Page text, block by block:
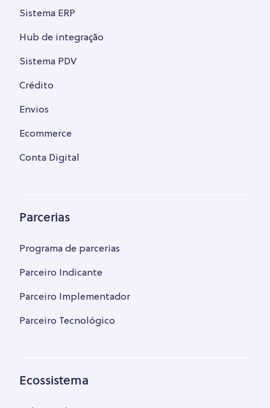
Sistema ERP
Hub de integração
Sistema PDV
Crédito
Envios
Ecommerce
Conta Digital
Parcerias
Programa de parcerias
Parceiro Indicante
Parceiro Implementador
Parceiro Tecnológico
Ecossistema